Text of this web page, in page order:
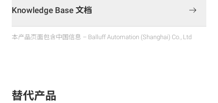
Knowledge Base 文档
本产品页面包含中国信息 – Balluff Automation (Shanghai) Co., Ltd
替代产品